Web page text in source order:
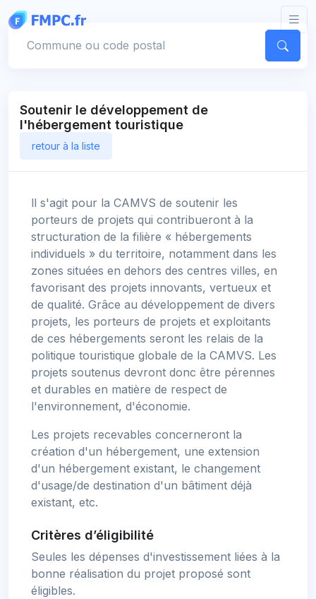
Soutenir le développement de
l'hébergement touristique
retour à la liste
ll s'agit pour la CAMVS de soutenir les
porteurs de projets qui contribueront à la
structuration de la filière « hébergements
individuels » du territoire, notamment dans les
zones situées en dehors des centres villes, en
favorisant des projets innovants, vertueux et
de qualité. Grâce au développement de divers
projets, les porteurs de projets et exploitants
de ces hébergements seront les relais de la
politique touristique globale de la CAMVS. Les
projets soutenus devront donc être pérennes
et durables en matière de respect de
l'environnement, d'économie.
Les projets recevables concerneront la
création d'un hébergement, une extension
d'un hébergement existant, le changement
d'usage/de destination d'un bâtiment déjà
existant, etc.
Critères d’éligibilité
Seules les dépenses d'investissement liées à la
bonne réalisation du projet proposé sont
éligibles.
Panneau de gestion des cookies